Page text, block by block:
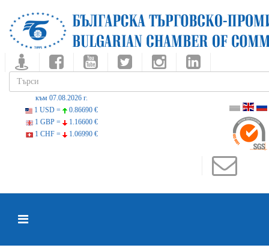
към 07.08.2026 г.
1 USD =
0.86690 €
1 GBP =
1.16600 €
1 CHF =
1.06990 €